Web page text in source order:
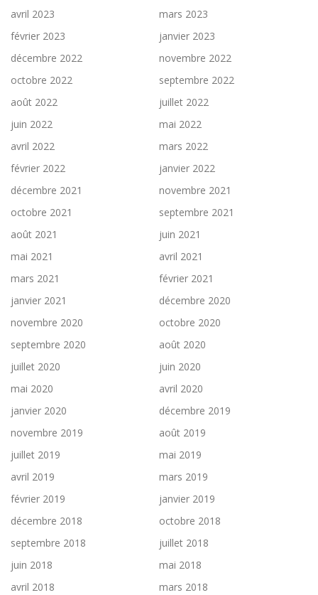
avril 2023
mars 2023
février 2023
janvier 2023
décembre 2022
novembre 2022
octobre 2022
septembre 2022
août 2022
juillet 2022
juin 2022
mai 2022
avril 2022
mars 2022
février 2022
janvier 2022
décembre 2021
novembre 2021
octobre 2021
septembre 2021
août 2021
juin 2021
mai 2021
avril 2021
mars 2021
février 2021
janvier 2021
décembre 2020
novembre 2020
octobre 2020
septembre 2020
août 2020
juillet 2020
juin 2020
mai 2020
avril 2020
janvier 2020
décembre 2019
novembre 2019
août 2019
juillet 2019
mai 2019
avril 2019
mars 2019
février 2019
janvier 2019
décembre 2018
octobre 2018
septembre 2018
juillet 2018
juin 2018
mai 2018
avril 2018
mars 2018